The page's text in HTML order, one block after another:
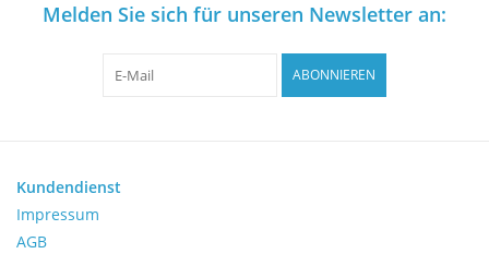
Melden Sie sich für unseren Newsletter an:
ABONNIEREN
Kundendienst
Impressum
AGB